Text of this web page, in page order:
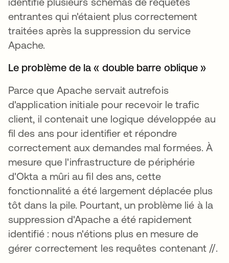
entrantes qui n'étaient plus correctement
traitées après la suppression du service
Apache.
Le problème de la « double barre oblique »
Parce que Apache servait autrefois
d'application initiale pour recevoir le trafic
client, il contenait une logique développée au
fil des ans pour identifier et répondre
correctement aux demandes mal formées. À
mesure que l'infrastructure de périphérie
d'Okta a mûri au fil des ans, cette
fonctionnalité a été largement déplacée plus
tôt dans la pile. Pourtant, un problème lié à la
suppression d'Apache a été rapidement
identifié : nous n'étions plus en mesure de
gérer correctement les requêtes contenant //.